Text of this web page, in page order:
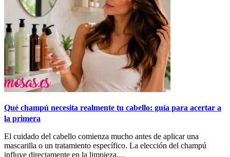
Qué champú necesita realmente tu cabello: guía para acertar a
la primera
El cuidado del cabello comienza mucho antes de aplicar una
mascarilla o un tratamiento específico. La elección del champú
influye directamente en la limpieza,...